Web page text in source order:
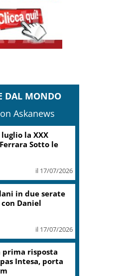
DAL MONDO
Askanews
la XXX
Sotto le
il 17/07/2026
in due serate
con Daniel
il 17/07/2026
prima risposta
Intesa, porta